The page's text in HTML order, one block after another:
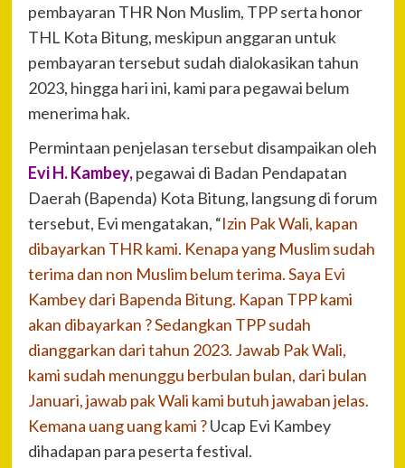
pembayaran THR Non Muslim, TPP serta honor
THL Kota Bitung, meskipun anggaran untuk
pembayaran tersebut sudah dialokasikan tahun
2023, hingga hari ini, kami para pegawai belum
menerima hak.
Permintaan penjelasan tersebut disampaikan oleh
Evi H. Kambey,pegawai di Badan Pendapatan
Daerah (Bapenda) Kota Bitung, langsung di forum
tersebut, Evi mengatakan, “Izin Pak Wali, kapan
dibayarkan THR kami. Kenapa yang Muslim sudah
terima dan non Muslim belum terima. Saya Evi
Kambey dari Bapenda Bitung. Kapan TPP kami
akan dibayarkan ? Sedangkan TPP sudah
dianggarkan dari tahun 2023. Jawab Pak Wali,
kami sudah menunggu berbulan bulan, dari bulan
Januari, jawab pak Wali kami butuh jawaban jelas.
Kemana uang uang kami ?Ucap Evi Kambey
dihadapan para peserta festival.